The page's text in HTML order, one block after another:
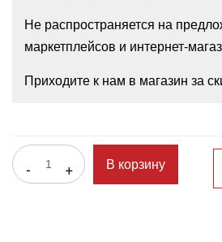
Не распространяется на
маркетплейсов и интернет-
Приходите к нам в магазин за
- + В корзину